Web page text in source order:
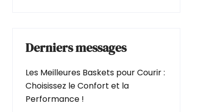
Derniers messages
Les Meilleures Baskets pour Courir :
Choisissez le Confort et la
Performance !